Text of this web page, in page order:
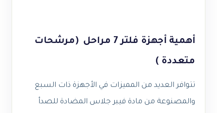
أهمية أجهزة فلتر 7 مراحل (مرشحات
متعددة )
تتوافر العديد من المميزات في الأجهزة ذات السبع
والمصنوعة من مادة فيبر جلاس المضادة للصدأ